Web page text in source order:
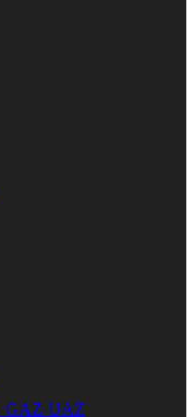
GAZ-UAZ